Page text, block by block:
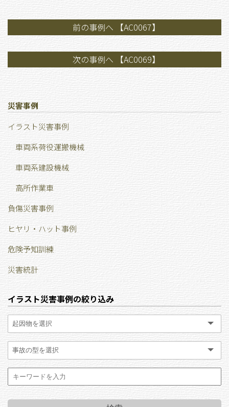
前の事例へ 【AC0067】
次の事例へ 【AC0069】
災害事例
イラスト災害事例
車両系荷役運搬機械
車両系建設機械
高所作業車
負傷災害事例
ヒヤリ・ハット事例
危険予知訓練
災害統計
イラスト災害事例の絞り込み